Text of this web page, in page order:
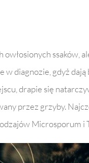
ssaków,
w diagnozie, gdyż
drapie się
przez grzyby.
Microsporum i